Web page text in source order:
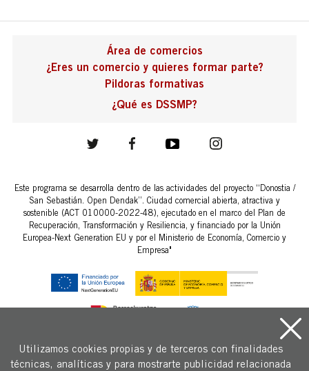
¿Qué es DSSMP?
Área de comercios
¿Eres un comercio y quieres formar parte?
Pildoras formativas
Este programa se desarrolla dentro de las actividades del proyecto “Donostia /
San Sebastián. Open Dendak”. Ciudad comercial abierta, atractiva y
sostenible (ACT 010000-2022-48), ejecutado en el marco del Plan de
Recuperación, Transformación y Resiliencia, y financiado por la Unión
Europea-Next Generation EU y por el Ministerio de Economía, Comercio y
Empresa"
Copyright © 2026 Fomento San Sebastián.
Utilizamos cookies propias y de terceros con finalidades
técnicas, analíticas y para mostrarte publicidad relacionada